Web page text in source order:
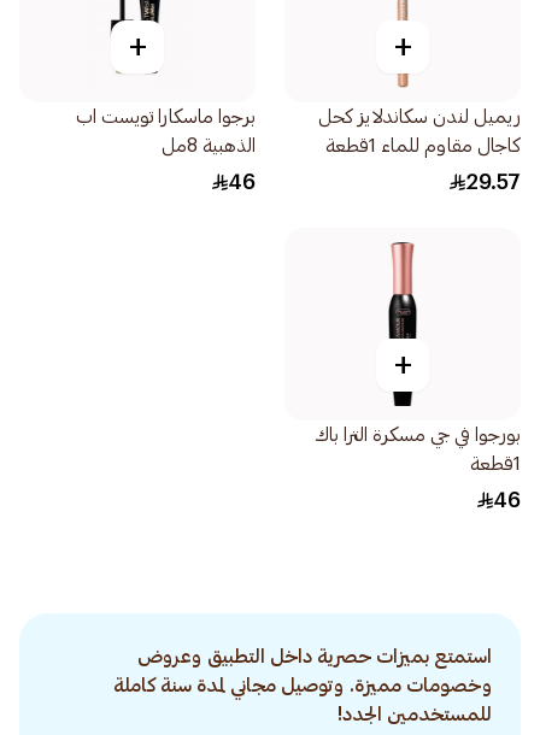
+
ريميل لندن سكاندلايز كحل
كاجال مقاوم للماء 1قطعة
29.57
+
برجوا ماسكارا تويست اب
الذهبية 8مل
46
+
بورجوا في جي مسكرة الترا باك
1قطعة
46
استمتع بميزات حصرية داخل التطبيق وعروض
وخصومات مميزة. وتوصيل مجاني لمدة سنة كاملة
للمستخدمين الجدد!